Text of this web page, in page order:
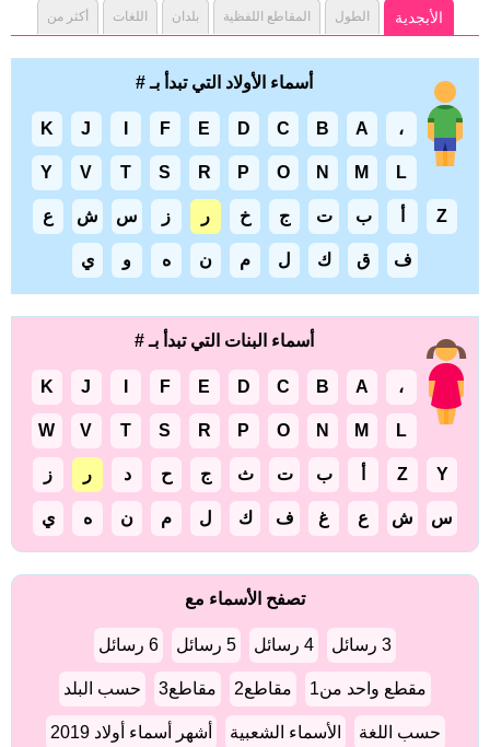
الأبجدية الطول المقاطع اللفظية بلدان اللغات أكثر من
أسماء الأولاد التي تبدأ بـ #
، A
B
C
D
E
F
J
K
L
M
N
O
P
R
S
T
V
Y
Z ب ت ج خ ر ز س ش ع
ف ق ك ل م ن ه و ي
أسماء البنات التي تبدأ بـ #
، A
B
C
D
E
F
J
K
L
M
N
O
P
R
S
T
V
W
Y
Z ب ت ث ج ح د ر ز
س ش ع غ ف ك ل م ن ه ي
تصفح الأسماء مع
3 رسائل 4 رسائل 5 رسائل 6 رسائل
مقطع واحد من1 مقاطع2 مقاطع3 حسب البلد
حسب اللغة الأسماء الشعبية أشهر أسماء أولاد 2019